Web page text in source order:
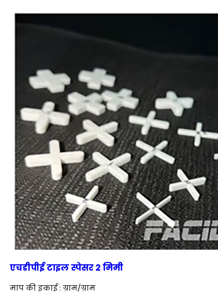
एचडीपीई टाइल स्पेसर 2 मिमी
माप की इकाई : ग्राम/ग्राम